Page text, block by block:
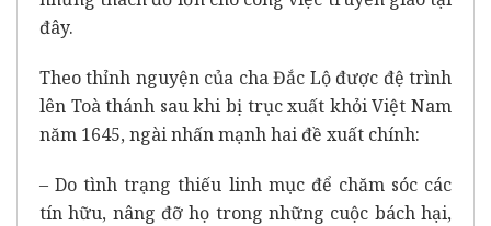
đây.
Theo thỉnh nguyện của cha Đắc Lộ được đệ trình
lên Toà thánh sau khi bị trục xuất khỏi Việt Nam
năm 1645, ngài nhấn mạnh hai đề xuất chính:
– Do tình trạng thiếu linh mục để chăm sóc các
tín hữu, nâng đỡ họ trong những cuộc bách hại,